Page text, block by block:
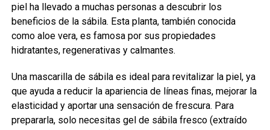
piel ha llevado a muchas personas a descubrir los
beneficios de la sábila. Esta planta, también conocida
como aloe vera, es famosa por sus propiedades
hidratantes, regenerativas y calmantes.
Una mascarilla de sábila es ideal para revitalizar la piel, ya
que ayuda a reducir la apariencia de líneas finas, mejorar la
elasticidad y aportar una sensación de frescura. Para
prepararla, solo necesitas gel de sábila fresco (extraído